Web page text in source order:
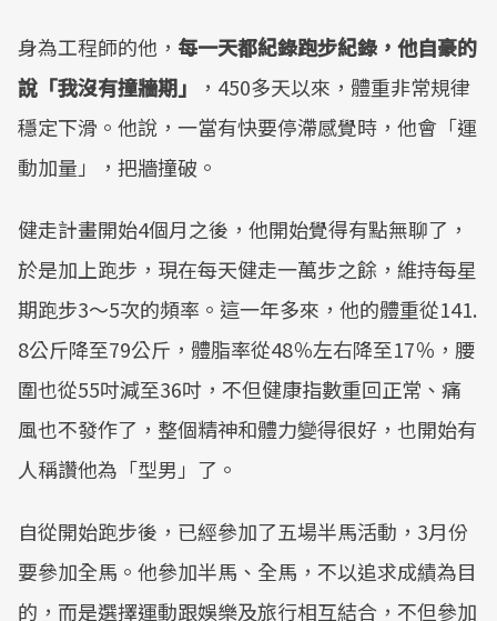
身為工程師的他， 每一天都紀錄跑步紀錄，他自豪的
說「我沒有撞牆期」
，450多天以來，體重非常規律
穩定下滑。他說，一當有快要停滯感覺時，他會「運
動加量」，把牆撞破。
健走計畫開始4個月之後，他開始覺得有點無聊了，
於是加上跑步，現在每天健走一萬步之餘，維持每星
期跑步3～5次的頻率。這一年多來，他的體重從141.
8公斤降至79公斤，體脂率從48％左右降至17％，腰
圍也從55吋減至36吋，不但健康指數重回正常、痛
風也不發作了，整個精神和體力變得很好，也開始有
人稱讚他為「型男」了。
自從開始跑步後，已經參加了五場半馬活動，3月份
要參加全馬。他參加半馬、全馬，不以追求成績為目
的，而是選擇運動跟娛樂及旅行相互結合，不但參加